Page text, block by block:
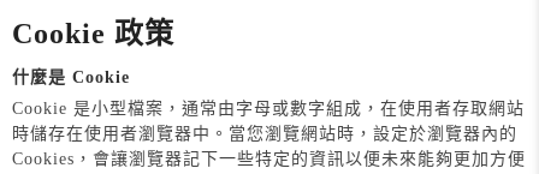
Cookie 政策
什麼是 Cookie
Cookie 是小型檔案，通常由字母或數字組成，在使用者存取網站
時儲存在使用者瀏覽器中。當您瀏覽網站時，設定於瀏覽器內的
Cookies，會讓瀏覽器記下一些特定的資訊以便未來能夠更加方便